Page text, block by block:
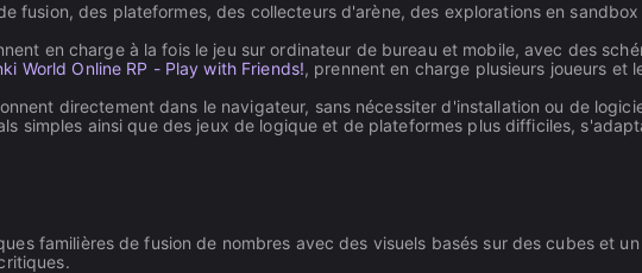
fusion, des plateformes, des collecteurs d'arène, des explorations en
en charge à la fois le jeu sur ordinateur de bureau et mobile, avec des
World Online RP - Play with Friends!, prennent en charge plusieurs joueurs et
directement dans le navigateur, sans nécessiter d'installation ou de
simples ainsi que des jeux de logique et de plateformes plus difficiles,
familières de fusion de nombres avec des visuels basés sur des cubes et